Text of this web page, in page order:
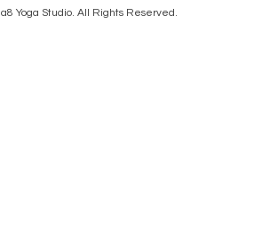
a8 Yoga Studio. All Rights Reserved.